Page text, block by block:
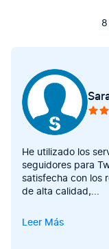
He utilizado los
seguidores para
satisfecha con los
de alta calidad,
Leer Más